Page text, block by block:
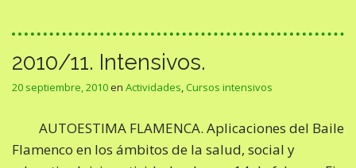
2010/11. Intensivos.
20 septiembre, 2010en Actividades,Cursos intensivos
AUTOESTIMA FLAMENCA. Aplicaciones del Baile
Flamenco en los ámbitos de la salud, social y